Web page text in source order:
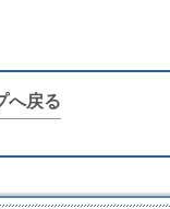
へ戻る